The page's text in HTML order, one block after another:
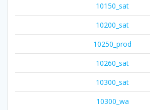
10150_sat
10200_sat
10250_prod
10260_sat
10300_sat
10300_wa